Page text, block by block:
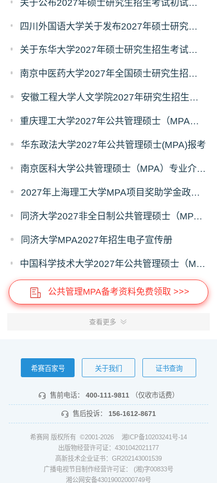
关于公布2027年硕士研究生招生考试初试自命题科目考试大纲的通知
四川外国语大学关于发布2027年硕士研究生招生考试自命题科目大纲的公告
关于东华大学2027年硕士研究生招生考试（初试）招生目录拟调整公告（一）
南京中医药大学2027年全国硕士研究生招生考试初试自命题科目考试内容及参考书目
安徽工程大学人文学院2027年研究生招生简章
重庆理工大学2027年公共管理硕士（MPA）专业学位研究生（双证）报考
华东政法大学2027年公共管理硕士(MPA)报考
南京医科大学公共管理硕士（MPA）专业介绍（2027年）
2027年上海理工大学MPA项目奖助学金政策发布
同济大学2027非全日制公共管理硕士（MPA）奖学金方案
同济大学MPA2027年招生电子宣传册
中国科学技术大学2027年公共管理硕士（MPA）专业学位研究生招生通知
公共管理MPA备考资料免费领取 >>>
查看更多
希赛百家号 关于我们 证书查询
售前电话： 400-111-9811 （仅收市话费）
售后投诉： 156-1612-8671
希赛网 版权所有 ©2001-2026 湘ICP备10203241号-14
出版物经营许可证：4301042021177
高新技术企业证书：GR202143001539
广播电视节目制作经营许可证： (湘)字00833号
湘公网安备43019002000749号